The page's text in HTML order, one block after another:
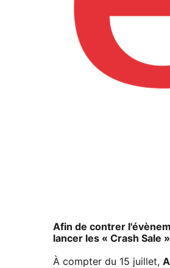
Afin de contrer
lancer les « Crash Sale
À compter du 15 juillet,